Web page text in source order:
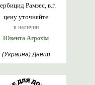
цену уточняйте
в наличии
Рамзес, в.г.
Ювента Агрохім
(Украина) Днепр